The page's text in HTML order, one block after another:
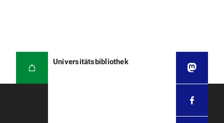
Universität München sind zur Ausleihe berechtigt.
Leihfrist: 1 Woche (Lesesaalbestand) bzw. 2
Wochen (Magazinbestand)
Universitätsbibliothek